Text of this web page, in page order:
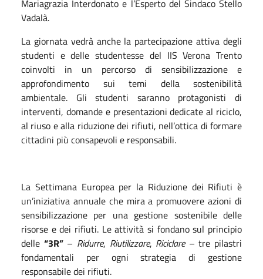
Mariagrazia Interdonato e l’Esperto del Sindaco Stello
Vadalà.
La giornata vedrà anche la partecipazione attiva degli
studenti e delle studentesse del IIS Verona Trento
coinvolti in un percorso di sensibilizzazione e
approfondimento sui temi della sostenibilità
ambientale. Gli studenti saranno protagonisti di
interventi, domande e presentazioni dedicate al riciclo,
al riuso e alla riduzione dei rifiuti, nell’ottica di formare
cittadini più consapevoli e responsabili.
La Settimana Europea per la Riduzione dei Rifiuti è
un’iniziativa annuale che mira a promuovere azioni di
sensibilizzazione per una gestione sostenibile delle
risorse e dei rifiuti. Le attività si fondano sul principio
delle “3R”– Ridurre, Riutilizzare, Riciclare– tre pilastri
fondamentali per ogni strategia di gestione
responsabile dei rifiuti.